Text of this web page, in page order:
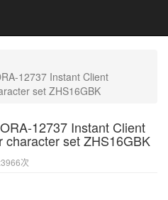
12737 Instant Client
set ZHS16GBK
12737 Instant Client
set ZHS16GBK
次